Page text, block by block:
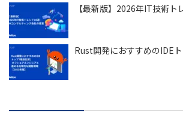
【最新版】2026年IT技術ト
Rust開発におすすめのIDE